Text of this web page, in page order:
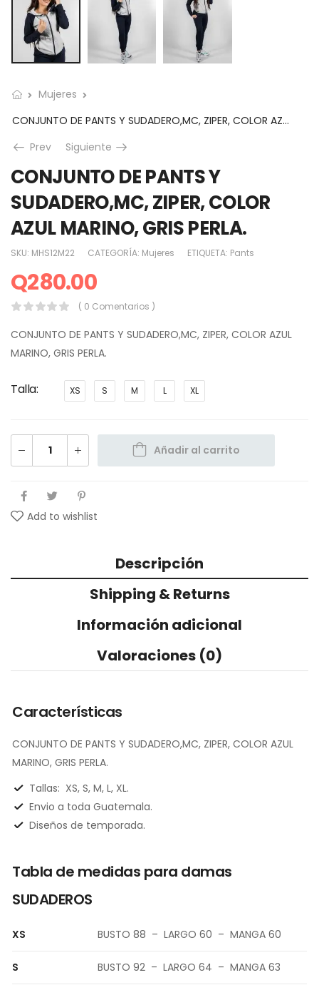
Mujeres
CONJUNTO DE PANTS Y SUDADERO,MC, ZIPER, COLOR AZUL MARINO, GRIS PERLA.
Prev
Siguiente
CONJUNTO DE PANTS Y
SUDADERO,MC, ZIPER, COLOR
AZUL MARINO, GRIS PERLA.
SKU: MHS12M22 CATEGORÍA: Mujeres ETIQUETA: Pants
Q280.00
( 0 Comentarios )
CONJUNTO DE PANTS Y SUDADERO,MC, ZIPER, COLOR AZUL
MARINO, GRIS PERLA.
Talla XS S M L XL
Añadir al carrito
Add to wishlist
Descripción
Shipping & Returns
Información adicional
Valoraciones (0)
Características
CONJUNTO DE PANTS Y SUDADERO,MC, ZIPER, COLOR AZUL
MARINO, GRIS PERLA.
Tallas: XS, S, M, L, XL.
Envio a toda Guatemala.
Diseños de temporada.
Tabla de medidas para damas
SUDADEROS
XS BUSTO 88 – LARGO 60 – MANGA 60
S BUSTO 92 – LARGO 64 – MANGA 63